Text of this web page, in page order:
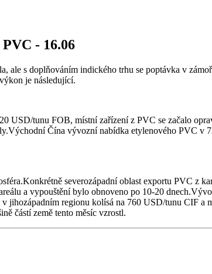
- 16.06
s doplňováním indického trhu se poptávka v
je následující.
USD/tunu FOB, místní zařízení z PVC se začalo
Čína vývozní nabídka etylenového PVC
severozápadní oblast exportu PVC z
a vypouštění bylo obnoveno po 10-20
regionu kolísá na 760 USD/tunu CIF a
částí země tento měsíc vzrostl.